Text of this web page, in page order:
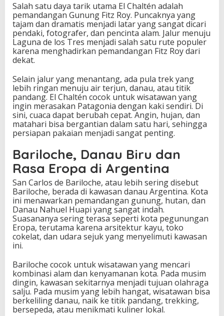
Salah satu daya tarik utama El Chaltén adalah
pemandangan Gunung Fitz Roy. Puncaknya yang
tajam dan dramatis menjadi latar yang sangat dicari
pendaki, fotografer, dan pencinta alam. Jalur menuju
Laguna de los Tres menjadi salah satu rute populer
karena menghadirkan pemandangan Fitz Roy dari
dekat.
Selain jalur yang menantang, ada pula trek yang
lebih ringan menuju air terjun, danau, atau titik
pandang. El Chaltén cocok untuk wisatawan yang
ingin merasakan Patagonia dengan kaki sendiri. Di
sini, cuaca dapat berubah cepat. Angin, hujan, dan
matahari bisa bergantian dalam satu hari, sehingga
persiapan pakaian menjadi sangat penting.
Bariloche, Danau Biru dan
Rasa Eropa di Argentina
San Carlos de Bariloche, atau lebih sering disebut
Bariloche, berada di kawasan danau Argentina. Kota
ini menawarkan pemandangan gunung, hutan, dan
Danau Nahuel Huapi yang sangat indah.
Suasananya sering terasa seperti kota pegunungan
Eropa, terutama karena arsitektur kayu, toko
cokelat, dan udara sejuk yang menyelimuti kawasan
ini.
Bariloche cocok untuk wisatawan yang mencari
kombinasi alam dan kenyamanan kota. Pada musim
dingin, kawasan sekitarnya menjadi tujuan olahraga
salju. Pada musim yang lebih hangat, wisatawan bisa
berkeliling danau, naik ke titik pandang, trekking,
bersepeda, atau menikmati kuliner lokal.